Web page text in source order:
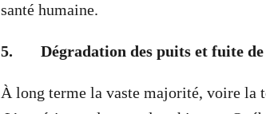
santé humaine.
5. Dégradation des puits et fuite
À long terme la vaste majorité, voire la